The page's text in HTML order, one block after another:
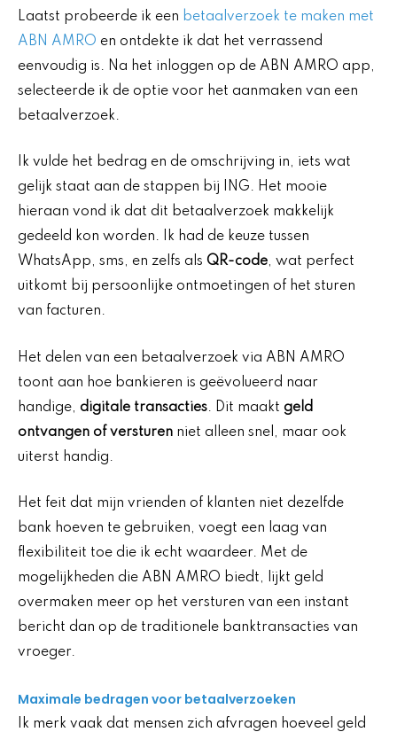
Laatst probeerde ik een betaalverzoek te maken met
ABN AMRO en ontdekte ik dat het verrassend
eenvoudig is. Na het inloggen op de ABN AMRO app,
selecteerde ik de optie voor het aanmaken van een
betaalverzoek.
Ik vulde het bedrag en de omschrijving in, iets wat
gelijk staat aan de stappen bij ING. Het mooie
hieraan vond ik dat dit betaalverzoek makkelijk
gedeeld kon worden. Ik had de keuze tussen
WhatsApp, sms, en zelfs als QR-code, wat perfect
uitkomt bij persoonlijke ontmoetingen of het sturen
van facturen.
Het delen van een betaalverzoek via ABN AMRO
toont aan hoe bankieren is geëvolueerd naar
handige, digitale transacties. Dit maakt geld
ontvangen of versturen niet alleen snel, maar ook
uiterst handig.
Het feit dat mijn vrienden of klanten niet dezelfde
bank hoeven te gebruiken, voegt een laag van
flexibiliteit toe die ik echt waardeer. Met de
mogelijkheden die ABN AMRO biedt, lijkt geld
overmaken meer op het versturen van een instant
bericht dan op de traditionele banktransacties van
vroeger.
Maximale bedragen voor betaalverzoeken
Ik merk vaak dat mensen zich afvragen hoeveel geld